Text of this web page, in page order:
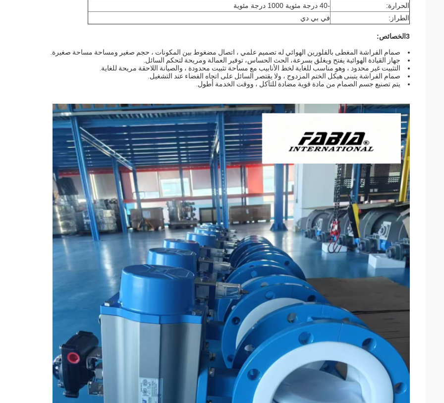
الحرارة:
-40 درجة مئوية 1000 درجة مئوية
الطراز:
في بي دي
3الخصائص:
صمام الفراشة المغطى بالفلورين الهوائي له تصميم علمي ، اتصال مضغوط بين المكونات ، حجم صغير ومساحة مساحة صغيرة.
جهاز القيادة الهوائية يفتح ويغلق بسرعة، الحث الحساس، توفير العمالة ومريحة لتحكم السائل.
التثبيت غير محدود ، وهو مناسب للغاية لخط الأنابيب مع مساحة تثبيت محدودة ، والصيانة اللاحقة مريحة للغاية.
صمام الفراشة يتبنى هيكل الختم المزدوج ، ولا يقتصر السائل على اتجاه الفضاء عند التشغيل.
يتم تصنيع جسم الصمام من مادة قوية مضادة للتآكل ، ووقت الخدمة أطول.